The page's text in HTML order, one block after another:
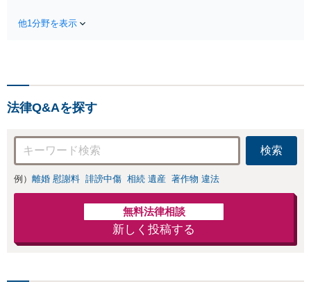
は損をしてしまうかもしれ
他1分野を表示
法律Q&Aを探す
検索
例） 離婚 慰謝料 誹謗中傷 相続 遺産 著作物 違法
無料法律相談
新しく投稿する